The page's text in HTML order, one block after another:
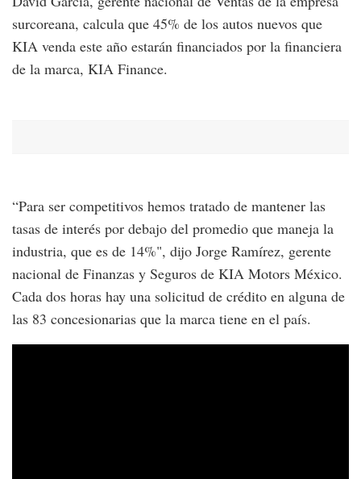
surcoreana, calcula que 45% de los autos nuevos que
KIA venda este año estarán financiados por la financiera
de la marca, KIA Finance.
“Para ser competitivos hemos tratado de mantener las
tasas de interés por debajo del promedio que maneja la
industria, que es de 14%", dijo Jorge Ramírez, gerente
nacional de Finanzas y Seguros de KIA Motors México.
Cada dos horas hay una solicitud de crédito en alguna de
las 83 concesionarias que la marca tiene en el país.